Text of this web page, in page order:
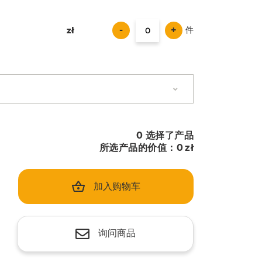
zł
zł - + 件
0 选择了产品
所选产品的价值： 0zł
加入购物车
询问商品